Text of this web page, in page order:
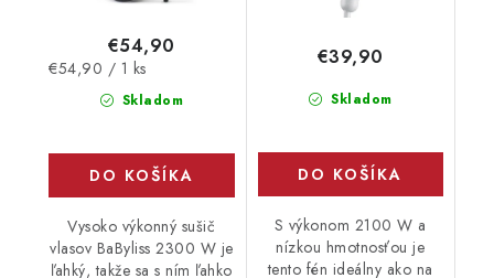
Skladom
€54,90
Jednotková
€54,90 / 1 ks
DO KOŠÍKA
Vysoko výkonný sušič
vlasov BaByliss 2300 W je
ľahký, takže sa s ním ľahko
Skladom
€39,90
DO KOŠÍKA
S výkonom 2100 W a
nízkou hmotnosťou je
tento fén ideálny ako na